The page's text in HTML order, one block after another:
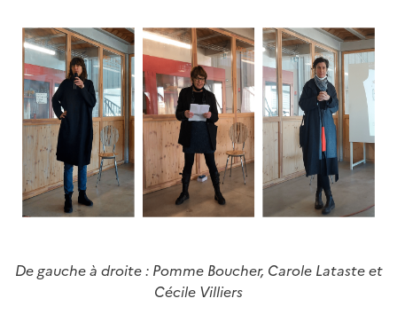
De gauche à droite : Pomme Boucher, Carole Lataste et
Cécile Villiers